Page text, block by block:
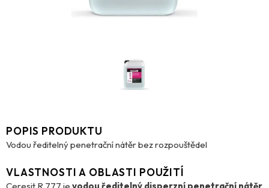
POPIS PRODUKTU
Vodou ředitelný penetrační nátěr bez rozpouštědel
VLASTNOSTI A OBLASTI POUŽITÍ